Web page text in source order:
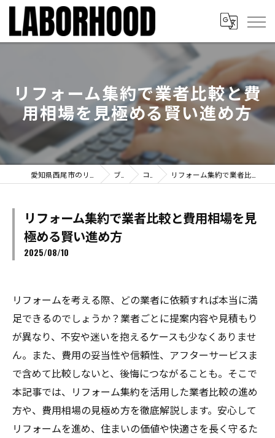
リフォーム集約で業者比較と費
用相場を見極める賢い進め方
ブログ コラム リフォーム集約で業者比較と費用相場を見極める賢い進め方
リフォーム集約で業者比較と費用相場を見
極める賢い進め方
2025/08/10
リフォームを考える際、どの業者に依頼すれば本当に満
足できるのでしょうか？業者ごとに提案内容や見積もり
が異なり、不安や迷いを抱えるケースも少なくありませ
ん。また、費用の妥当性や信頼性、アフターサービスま
で含めて比較しないと、後悔につながることも。そこで
本記事では、リフォーム集約を活用した業者比較の進め
方や、費用相場の見極め方を徹底解説します。安心して
リフォームを進め、住まいの価値や快適さを長く守るた